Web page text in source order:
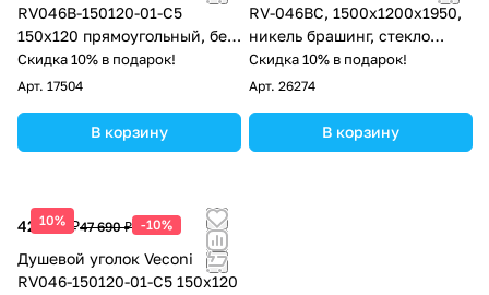
RV046B-150120-01-C5
150х120 прямоугольный, без
поддона, прозрачное стекло,
чёрный матовый
Скидка 10% в подарок!
Арт. 17504
В корзину
RV-046BС, 1500х1200х1950,
никель брашинг, стекло
прозрачное
Скидка 10% в подарок!
Арт. 26274
В корзину
10%
42 921 ₽47 690 ₽ -10%
Душевой уголок Veconi
RV046-150120-01-C5 150х120